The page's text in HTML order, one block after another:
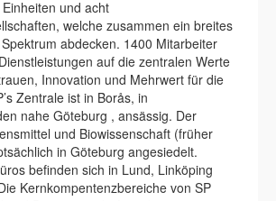
und acht
welche zusammen ein breites
abdecken. 1400 Mitarbeiter
auf die zentralen Werte
Innovation und Mehrwert für die
Zentrale ist in Borås, in
nahe Göteburg , ansässig. Der
und Biowissenschaft (früher
in Göteburg angesiedelt.
befinden sich in Lund, Linköping
Kernkompentenzbereiche von SP